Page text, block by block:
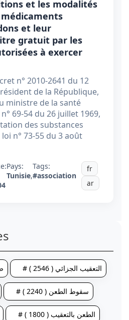
et les modalités
et leur
gratuit par les
à exercer
n° 2010-2641 du 12
de la République,
ministre de la santé
69-54 du 26 juillet 1969,
des substances
n° 73-55 du 3 août
Pays:
Tunisie,
Tags:
#association
fr
ar
# التعقيب الجزائي ( 2546 )
# سقوط الطعن ( 2240 )
# الطعن بالتعقيب ( 1800 )